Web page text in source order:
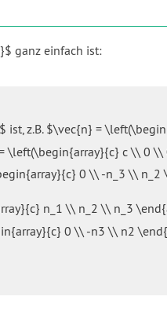
ganz einfach ist:
z.B. $\vec{n} =
\left(\begin{array}{c} c \\ 0
0 \\ -n_3 \\ n_2
n_1 \\ n_2 \\ n_3
0 \\ -n3 \\ n2